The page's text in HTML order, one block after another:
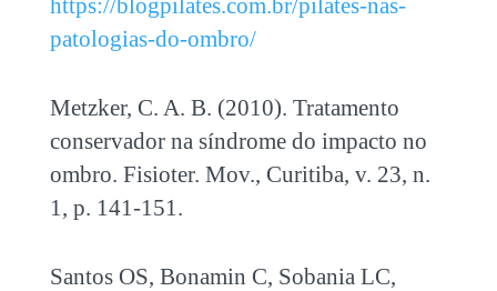
patologias-do-ombro/
Metzker, C. A. B. (2010). Tratamento
conservador na síndrome do impacto no
ombro. Fisioter. Mov., Curitiba, v. 23, n.
1, p. 141-151.
Santos OS, Bonamin C, Sobania LC,